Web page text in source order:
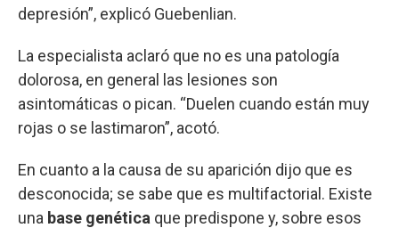
depresión”, explicó Guebenlian.
La especialista aclaró que no es una patología
dolorosa, en general las lesiones son
asintomáticas o pican. “Duelen cuando están muy
rojas o se lastimaron”, acotó.
En cuanto a la causa de su aparición dijo que es
desconocida; se sabe que es multifactorial. Existe
una base genética que predispone y, sobre esos